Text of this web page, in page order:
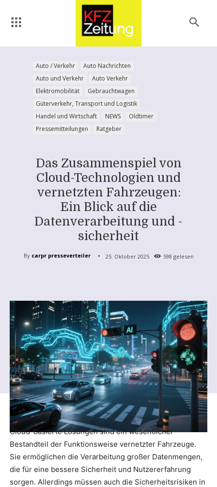
Auto / Verkehr
Auto Nachrichten
Auto und Verkehr
Auto Verkehr
Elektromobilität
Gebrauchtwagen
Güterverkehr, Transport und Logistik
Handel und Wirtschaft
NEWS
Oldtimer
Pressemitteilungen
Ratgeber
Das Zusammenspiel von
Cloud-Technologien und
vernetzten Fahrzeugen:
Ein Blick auf die
Datenverarbeitung und -
sicherheit
By carpr presseverteiler 25. Oktober 2025 598 gelesen
Cloud-basierte Lösungen sind ein wesentlicher
Bestandteil der Funktionsweise vernetzter Fahrzeuge.
Sie ermöglichen die Verarbeitung großer Datenmengen,
die für eine bessere Sicherheit und Nutzererfahrung
sorgen. Allerdings müssen auch die Sicherheitsrisiken in